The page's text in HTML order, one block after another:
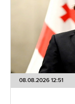
08.08.2026 12:51